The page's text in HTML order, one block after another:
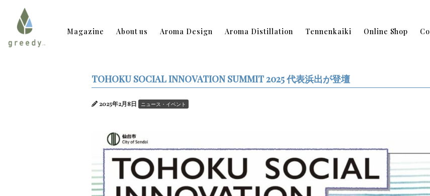
Magazine About us Aroma Design Aroma Distillation Tennenkaiki Online Shop
TOHOKU SOCIAL INNOVATION SUMMIT 2025 代表浜出が登壇
2025年2月8日 ニュース・イベント